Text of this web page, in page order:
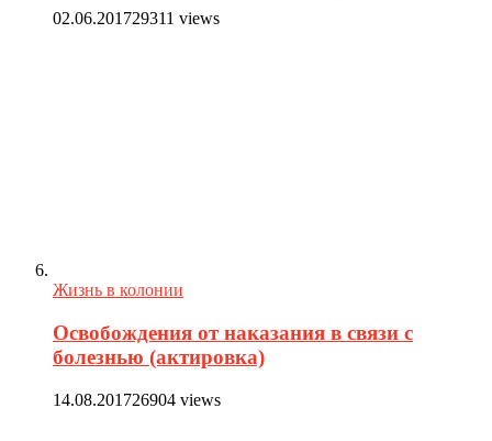
02.06.201729311 views
Жизнь в колонии
Освобождения от наказания в связи с
болезнью (актировка)
14.08.201726904 views